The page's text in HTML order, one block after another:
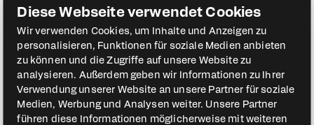
Diese Webseite verwendet Cookies
Wir verwenden Cookies, um Inhalte und Anzeigen zu
personalisieren, Funktionen für soziale Medien anbieten
zu können und die Zugriffe auf unsere Website zu
analysieren. Außerdem geben wir Informationen zu Ihrer
Verwendung unserer Website an unsere Partner für soziale
Medien, Werbung und Analysen weiter. Unsere Partner
führen diese Informationen möglicherweise mit weiteren